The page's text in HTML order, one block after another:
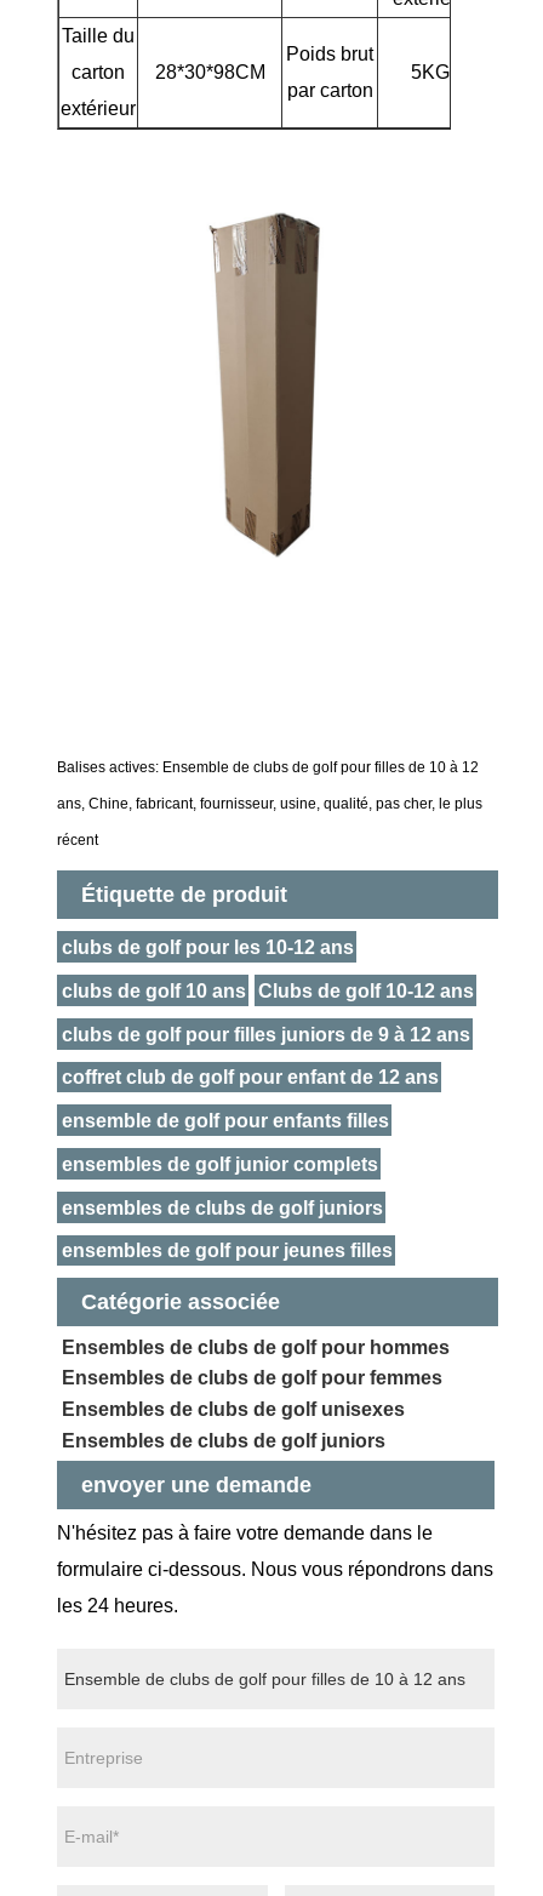
Taille du
carton
extérieur
28*30*98CM
Poids brut
par carton
5KG
Balises actives: Ensemble de clubs de golf pour filles de 10 à 12
ans, Chine, fabricant, fournisseur, usine, qualité, pas cher, le plus
récent
Étiquette de produit
clubs de golf pour les 10-12 ans
clubs de golf 10 ans Clubs de golf 10-12 ans
clubs de golf pour filles juniors de 9 à 12 ans
coffret club de golf pour enfant de 12 ans
ensemble de golf pour enfants filles
ensembles de golf junior complets
ensembles de clubs de golf juniors
ensembles de golf pour jeunes filles
Catégorie associée
Ensembles de clubs de golf pour hommes
Ensembles de clubs de golf pour femmes
Ensembles de clubs de golf unisexes
Ensembles de clubs de golf juniors
envoyer une demande
N'hésitez pas à faire votre demande dans le
formulaire ci-dessous. Nous vous répondrons dans
les 24 heures.